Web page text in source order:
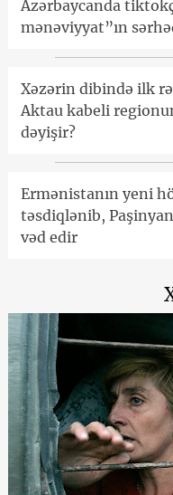
Azərbaycanda
mənəviyyat”ın
Xəzərin dibində ilk
Aktau kabeli
dəyişir?
Ermənistanın yeni
təsdiqlənib,
vəd edir